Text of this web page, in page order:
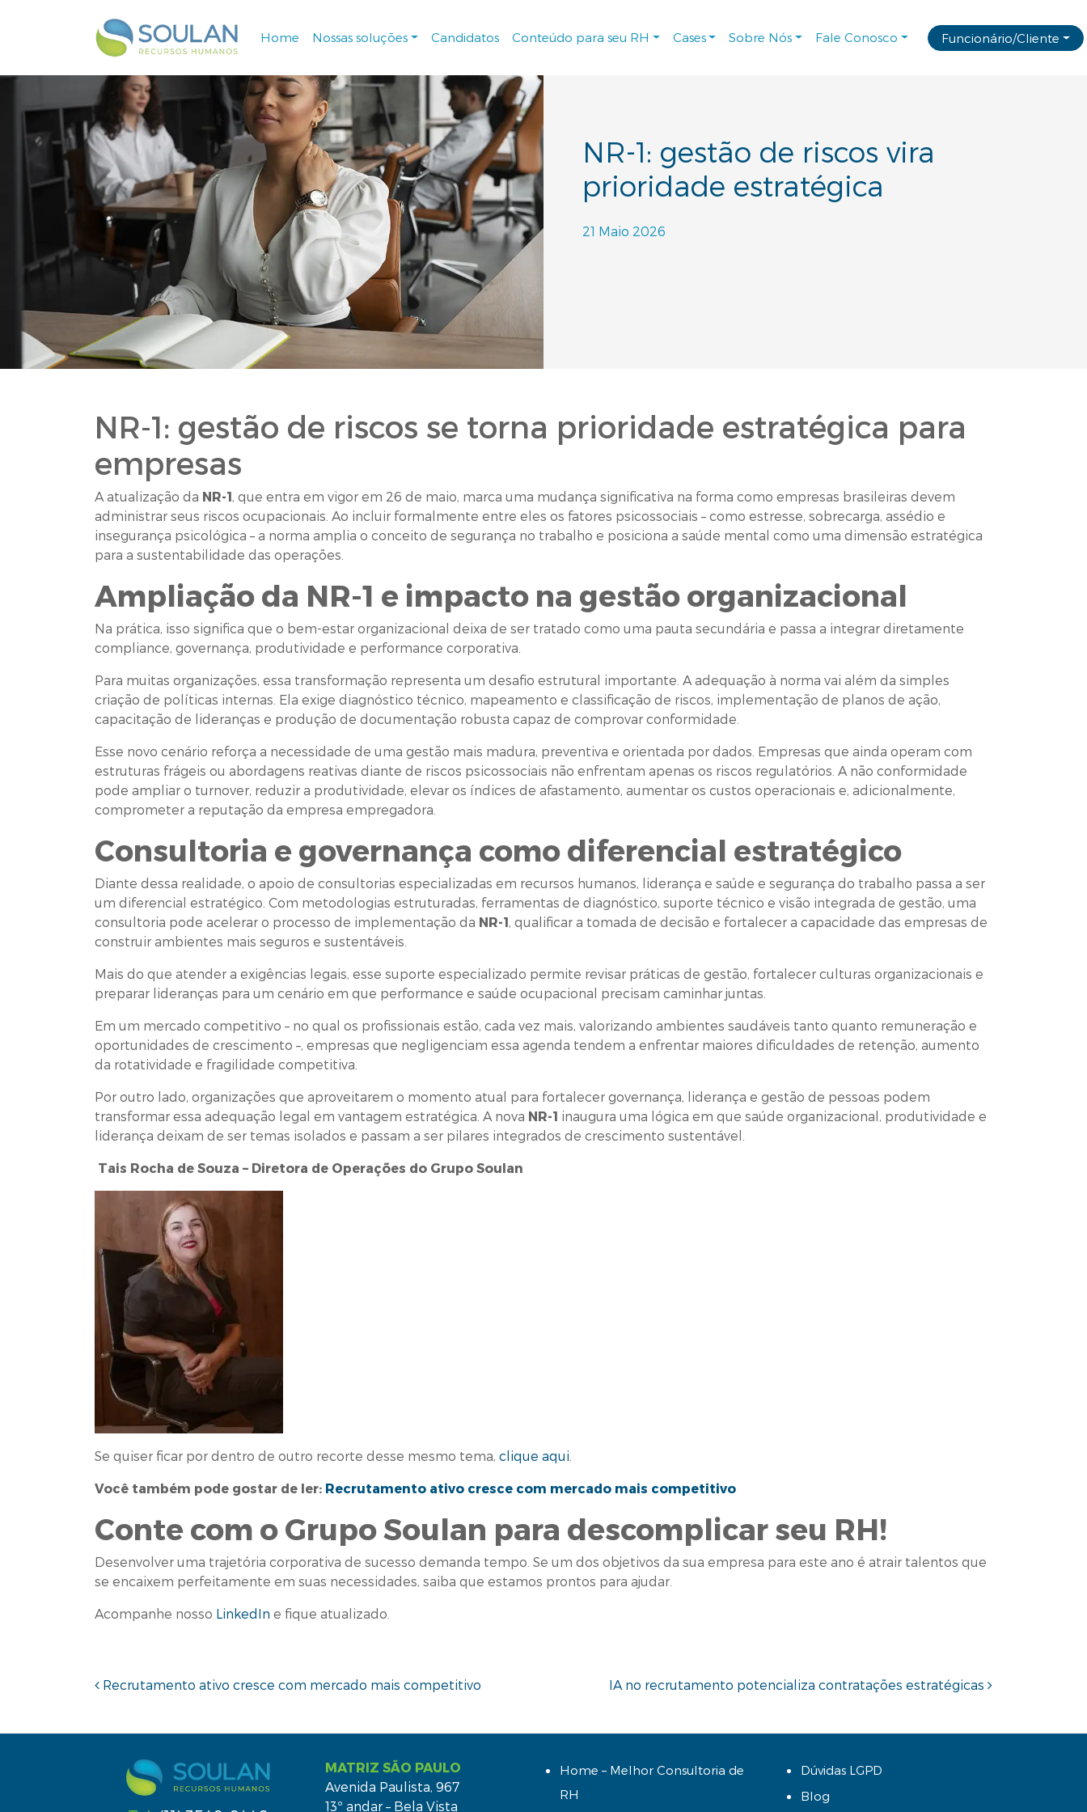
Navegação principal
Home Nossas soluções Candidatos Conteúdo para seu RH Cases Sobre Nós Fale Conosco Funcionário/Cliente
NR-1: gestão de riscos vira
prioridade estratégica
21 Maio 2026
NR-1: gestão de riscos se torna prioridade estratégica para
empresas
A atualização da NR-1, que entra em vigor em 26 de maio, marca uma mudança significativa na forma como empresas brasileiras devem
administrar seus riscos ocupacionais. Ao incluir formalmente entre eles os fatores psicossociais – como estresse, sobrecarga, assédio e
insegurança psicológica – a norma amplia o conceito de segurança no trabalho e posiciona a saúde mental como uma dimensão estratégica
para a sustentabilidade das operações.
Ampliação da NR-1 e impacto na gestão organizacional
Na prática, isso significa que o bem-estar organizacional deixa de ser tratado como uma pauta secundária e passa a integrar diretamente
compliance, governança, produtividade e performance corporativa.
Para muitas organizações, essa transformação representa um desafio estrutural importante. A adequação à norma vai além da simples
criação de políticas internas. Ela exige diagnóstico técnico, mapeamento e classificação de riscos, implementação de planos de ação,
capacitação de lideranças e produção de documentação robusta capaz de comprovar conformidade.
Esse novo cenário reforça a necessidade de uma gestão mais madura, preventiva e orientada por dados. Empresas que ainda operam com
estruturas frágeis ou abordagens reativas diante de riscos psicossociais não enfrentam apenas os riscos regulatórios. A não conformidade
pode ampliar o turnover, reduzir a produtividade, elevar os índices de afastamento, aumentar os custos operacionais e, adicionalmente,
comprometer a reputação da empresa empregadora.
Consultoria e governança como diferencial estratégico
Diante dessa realidade, o apoio de consultorias especializadas em recursos humanos, liderança e saúde e segurança do trabalho passa a ser
um diferencial estratégico. Com metodologias estruturadas, ferramentas de diagnóstico, suporte técnico e visão integrada de gestão, uma
consultoria pode acelerar o processo de implementação da NR-1, qualificar a tomada de decisão e fortalecer a capacidade das empresas de
construir ambientes mais seguros e sustentáveis.
Mais do que atender a exigências legais, esse suporte especializado permite revisar práticas de gestão, fortalecer culturas organizacionais e
preparar lideranças para um cenário em que performance e saúde ocupacional precisam caminhar juntas.
Em um mercado competitivo – no qual os profissionais estão, cada vez mais, valorizando ambientes saudáveis tanto quanto remuneração e
oportunidades de crescimento –, empresas que negligenciam essa agenda tendem a enfrentar maiores dificuldades de retenção, aumento
da rotatividade e fragilidade competitiva.
Por outro lado, organizações que aproveitarem o momento atual para fortalecer governança, liderança e gestão de pessoas podem
transformar essa adequação legal em vantagem estratégica. A nova NR-1 inaugura uma lógica em que saúde organizacional, produtividade e
liderança deixam de ser temas isolados e passam a ser pilares integrados de crescimento sustentável.
Tais Rocha de Souza – Diretora de Operações do Grupo Soulan
Se quiser ficar por dentro de outro recorte desse mesmo tema, clique aqui
Você também pode gostar de ler: Recrutamento ativo cresce com mercado mais competitivo
Conte com o Grupo Soulan para descomplicar seu RH!
Desenvolver uma trajetória corporativa de sucesso demanda tempo. Se um dos objetivos da sua empresa para este ano é atrair talentos que
se encaixem perfeitamente em suas necessidades, saiba que estamos prontos para ajudar.
Acompanhe nosso LinkedIn e fique atualizado.
Navegação de post
Recrutamento ativo cresce com mercado mais competitivo IA no recrutamento potencializa contratações estratégicas
MATRIZ SÃO PAULO
Avenida Paulista, 967
13º andar – Bela Vista
Home – Melhor Consultoria de
RH
Dúvidas LGPD
Blog